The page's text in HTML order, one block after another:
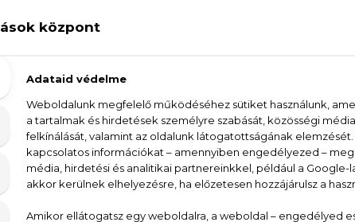
Eau De Toilette varázslatos világát! Ez a
fás illatcsalád képviselője, mely egyedi és
a frissítő bergamott, a gyümölcsös mandarin,
és az egzotikus osmanthus. Az illat alapját a fás
és lenyűgöző illatélményt biztosítanak. A
minden cseppje magával ragadó élményt
a különösen elegáns, mégis frissítő illatokat.